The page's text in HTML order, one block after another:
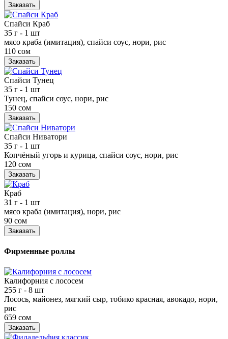
Заказать
Спайси Краб
35 г - 1 шт
мясо краба (имитация), спайси соус, нори, рис
110 сом
Заказать
Спайси Тунец
35 г - 1 шт
Тунец, спайси соус, нори, рис
150 сом
Заказать
Спайси Ниватори
35 г - 1 шт
Копчёный угорь и курица, спайси соус, нори, рис
120 сом
Заказать
Краб
31 г - 1 шт
мясо краба (имитация), нори, рис
90 сом
Заказать
Фирменные роллы
Калифорния с лососем
255 г - 8 шт
Лосось, майонез, мягкий сыр, тобико красная, авокадо, нори,
рис
659 сом
Заказать